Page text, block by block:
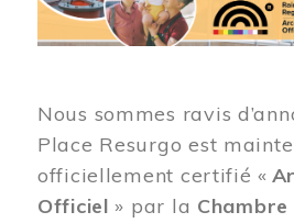
Nous sommes ravis
Place Resurgo est
officiellement certifié «
Officiel » par la